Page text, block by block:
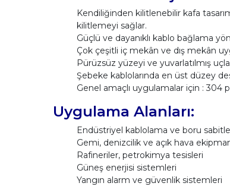
Kendiliğinden kilitlenebilir kafa
kilitlemeyi sağlar.
Güçlü ve dayanıklı kablo bağlama
Çok çeşitli iç mekân ve dış mekân
Pürüzsüz yüzeyi ve yuvarlatılmış
Şebeke kablolarında en üst düzey
Genel amaçlı uygulamalar için : 304
Uygulama Alanları:
Endüstriyel kablolama ve boru
Gemi, denizcilik ve açık hava
Rafineriler, petrokimya tesisleri
Güneş enerjisi sistemleri
Yangın alarm ve güvenlik sistemleri